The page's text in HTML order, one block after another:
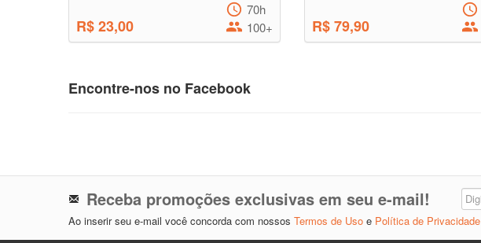
R$ 23,00
70h
100+
R$ 79,90
Encontre-nos no Facebook
Receba promoções exclusivas em seu e-mail!
Ao inserir seu e-mail você concorda com nossos Termos de Uso e Política de Privacidade